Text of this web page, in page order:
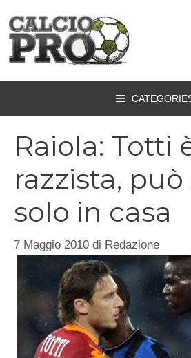
contenuto
Raiola: Totti
razzista,
solo in casa
7 Maggio 2010 di Redazione